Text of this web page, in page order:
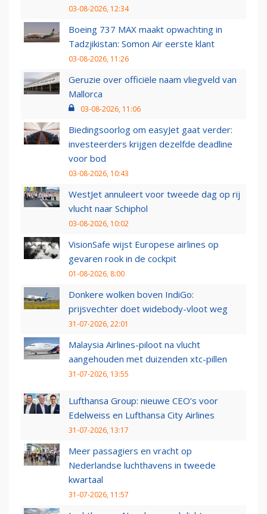
03-08-2026, 12:34
Boeing 737 MAX maakt opwachting in
Tadzjikistan: Somon Air eerste klant
03-08-2026, 11:26
Geruzie over officiële naam vliegveld van
Mallorca
03-08-2026, 11:06
Biedingsoorlog om easyJet gaat verder:
investeerders krijgen dezelfde deadline
voor bod
03-08-2026, 10:43
WestJet annuleert voor tweede dag op rij
vlucht naar Schiphol
03-08-2026, 10:02
VisionSafe wijst Europese airlines op
gevaren rook in de cockpit
01-08-2026, 8:00
Donkere wolken boven IndiGo:
prijsvechter doet widebody-vloot weg
31-07-2026, 22:01
Malaysia Airlines-piloot na vlucht
aangehouden met duizenden xtc-pillen
31-07-2026, 13:55
Lufthansa Group: nieuwe CEO’s voor
Edelweiss en Lufthansa City Airlines
31-07-2026, 13:17
Meer passagiers en vracht op
Nederlandse luchthavens in tweede
kwartaal
31-07-2026, 11:57